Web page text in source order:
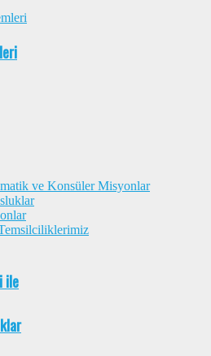
ve Konsüler Misyonlar
ile